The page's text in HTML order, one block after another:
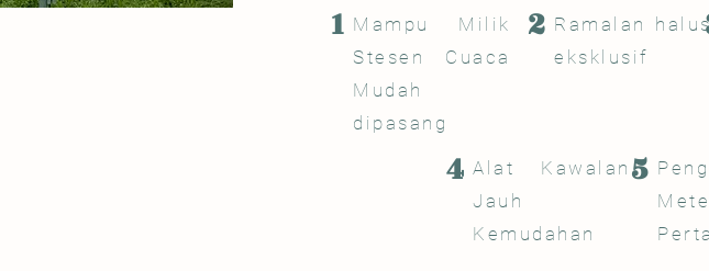
1 Mampu Milik
Stesen Cuaca
Mudah
dipasang
2 Ramalan
eksklusif
4 Alat Kawalan
Jauh
Kemudahan
5